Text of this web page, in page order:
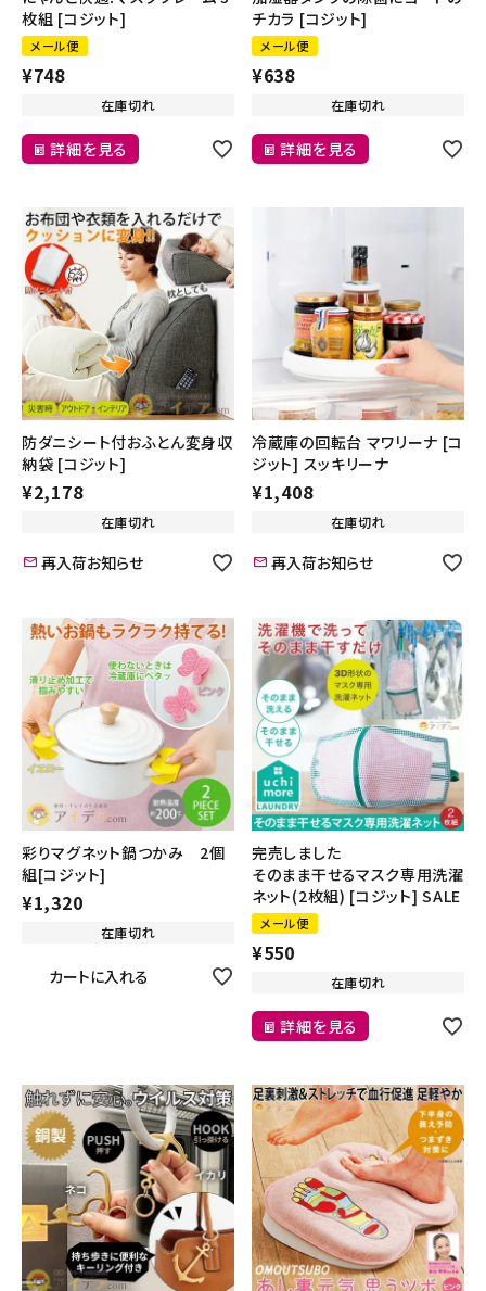
枚組 [コジット]
メール便
¥748
在庫切れ
詳細を見る
チカラ [コジット]
メール便
¥638
在庫切れ
詳細を見る
防ダニシート付おふとん変身収
納袋 [コジット]
¥2,178
在庫切れ
再入荷お知らせ
冷蔵庫の回転台 マワリーナ [コ
ジット] スッキリーナ
¥1,408
在庫切れ
再入荷お知らせ
彩りマグネット鍋つかみ 2個
組[コジット]
¥1,320
在庫切れ
カートに入れる
完売しました
そのまま干せるマスク専用洗濯
ネット(2枚組) [コジット] SALE
メール便
¥550
在庫切れ
詳細を見る